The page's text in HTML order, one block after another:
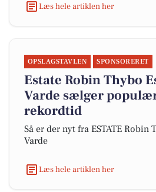
Læs hele artiklen her
OPSLAGSTAVLEN SPONSORERET
Estate Robin Thybo
Varde sælger
rekordtid
Så er der nyt fra ESTATE Robin
Varde
Læs hele artiklen her